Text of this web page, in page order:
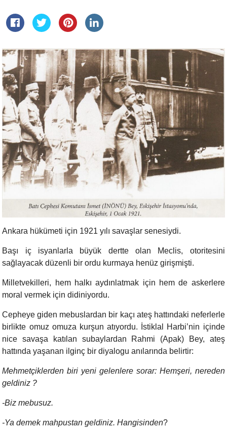
Ankara hükümeti için 1921 yılı savaşlar senesiydi.
Başı iç isyanlarla büyük dertte olan Meclis, otoritesini
sağlayacak düzenli bir ordu kurmaya henüz girişmişti.
Milletvekilleri, hem halkı aydınlatmak için hem de askerlere
moral vermek için didiniyordu.
Cepheye giden mebuslardan bir kaçı ateş hattındaki neferlerle
birlikte omuz omuza kurşun atıyordu. İstiklal Harbi’nin içinde
nice savaşa katılan subaylardan Rahmi (Apak) Bey, ateş
hattında yaşanan ilginç bir diyalogu anılarında belirtir:
Mehmetçiklerden biri yeni gelenlere sorar: Hemşeri, nereden
geldiniz ?
-Biz mebusuz.
-Ya demek mahpustan geldiniz. Hangisinden?